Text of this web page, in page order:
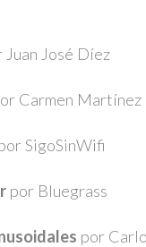
Juan José Díez
Carmen Martínez
SigoSinWifi
por Bluegrass
por